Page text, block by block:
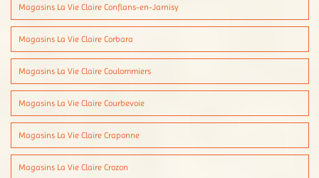
Magasins La Vie Claire Conflans-en-Jarnisy
Magasins La Vie Claire Corbara
Magasins La Vie Claire Coulommiers
Magasins La Vie Claire Courbevoie
Magasins La Vie Claire Craponne
Magasins La Vie Claire Crozon